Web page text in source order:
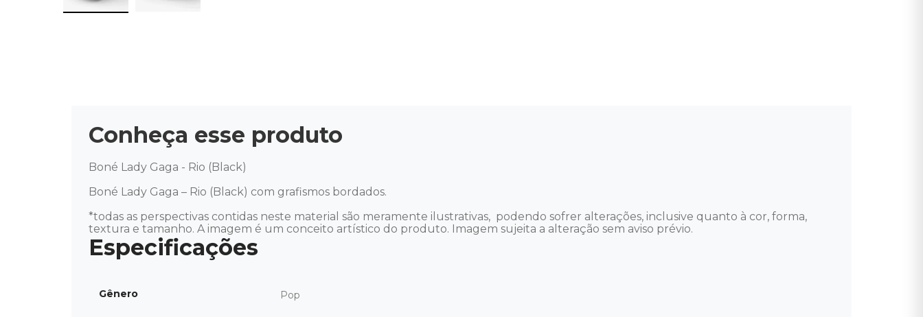
Conheça esse produto
Boné Lady Gaga - Rio (Black)
Boné Lady Gaga – Rio (Black) com grafismos bordados.
*todas as perspectivas contidas neste material são meramente ilustrativas,  podendo sofrer alterações, inclusive quanto à cor, forma,
textura e tamanho. A imagem é um conceito artístico do produto. Imagem sujeita a alteração sem aviso prévio.
Gênero Pop